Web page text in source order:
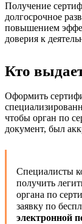
Получение
долгосрочное
повышением
доверия к
Кто
Оформить
чтобы орган по
документ, был
Специалисты
получить
органа по
заявку по
электронной